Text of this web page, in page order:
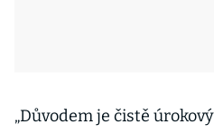
„Důvodem je čistě